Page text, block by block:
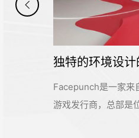
FRAME杂志是一家
横跨产品设计、家居